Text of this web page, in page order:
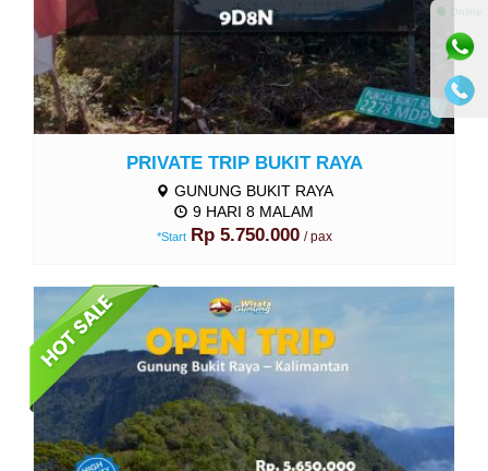
PRIVATE TRIP BUKIT RAYA
GUNUNG BUKIT RAYA
9 HARI 8 MALAM
*Start Rp 5.750.000 / pax
More Detail
⚫ Online